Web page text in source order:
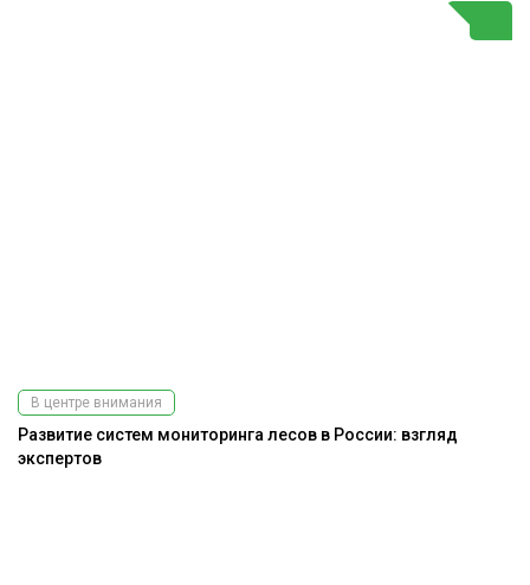
В центре внимания
Развитие систем мониторинга лесов в России: взгляд
экспертов